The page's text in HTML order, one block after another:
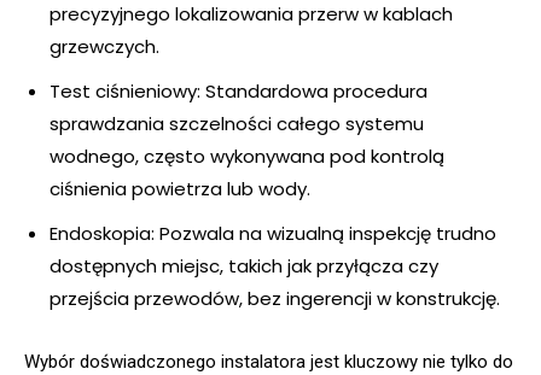
precyzyjnego lokalizowania przerw w kablach
grzewczych.
Test ciśnieniowy: Standardowa procedura
sprawdzania szczelności całego systemu
wodnego, często wykonywana pod kontrolą
ciśnienia powietrza lub wody.
Endoskopia: Pozwala na wizualną inspekcję trudno
dostępnych miejsc, takich jak przyłącza czy
przejścia przewodów, bez ingerencji w konstrukcję.
Wybór doświadczonego instalatora jest kluczowy nie tylko do